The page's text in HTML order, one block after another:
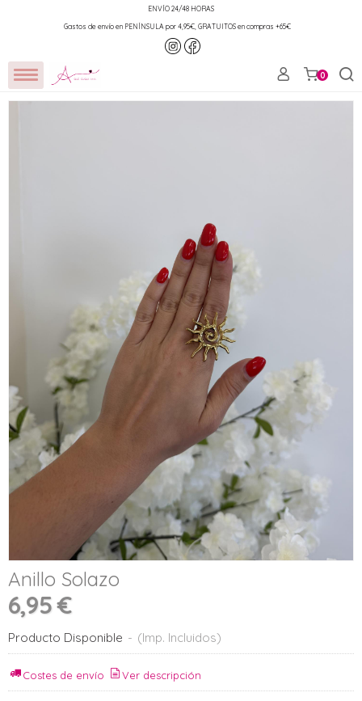
ENVÍO 24/48 HORAS
Gastos de envío en PENÍNSULA por 4,95€, GRATUITOS en compras +65€
0
Anillo Solazo
6,95 €
Producto Disponible - (Imp. Incluidos)
Costes de envío Ver descripción